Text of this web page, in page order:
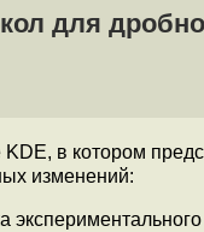
для
в котором
изменений: